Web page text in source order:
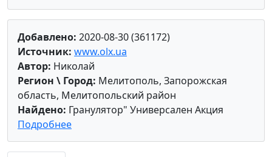
Добавлено: 2020-08-30 (361172)
Источник: www.olx.ua
Автор: Николай
Регион \ Город: Мелитополь, Запорожская
область, Мелитопольский район
Найдено: Гранулятор" Универсален Акция
Подробнее